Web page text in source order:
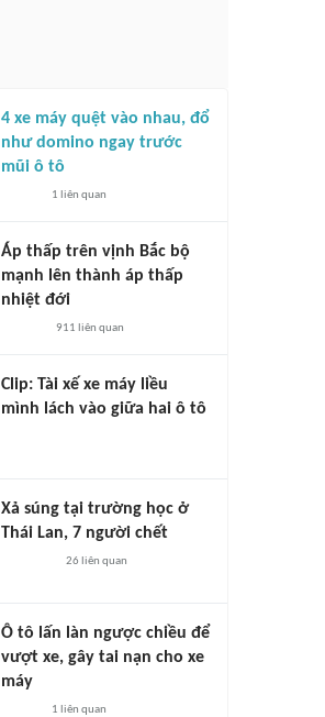
4 xe máy quệt vào nhau, đổ
như domino ngay trước
mũi ô tô
1 liên quan
Áp thấp trên vịnh Bắc bộ
mạnh lên thành áp thấp
nhiệt đới
911 liên quan
Clip: Tài xế xe máy liều
mình lách vào giữa hai ô tô
Xả súng tại trường học ở
Thái Lan, 7 người chết
26 liên quan
Ô tô lấn làn ngược chiều để
vượt xe, gây tai nạn cho xe
máy
1 liên quan